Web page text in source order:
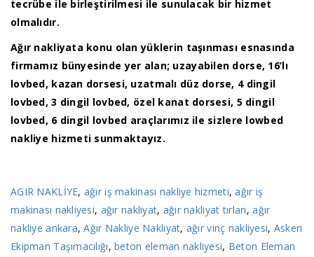
tecrübe ile birleştirilmesi ile sunulacak bir hizmet
olmalıdır.
Ağır nakliyata konu olan yüklerin taşınması esnasında
firmamız bünyesinde yer alan; uzayabilen dorse, 16’lı
lovbed, kazan dorsesi, uzatmalı düz dorse, 4 dingil
lovbed, 3 dingil lovbed, özel kanat dorsesi, 5 dingil
lovbed, 6 dingil lovbed araçlarımız ile sizlere lowbed
nakliye hizmeti sunmaktayız.
AGIR NAKLİYE, ağır iş makinası nakliye hizmeti,ağır iş
makinası nakliyesi, ağır nakliyat, ağır nakliyat tırları,ağır
nakliye ankara,Ağır Nakliye Nakliyat, ağır vinç nakliyesi, Askeri
Ekipman Taşımacılığı,beton eleman nakliyesi, Beton Eleman